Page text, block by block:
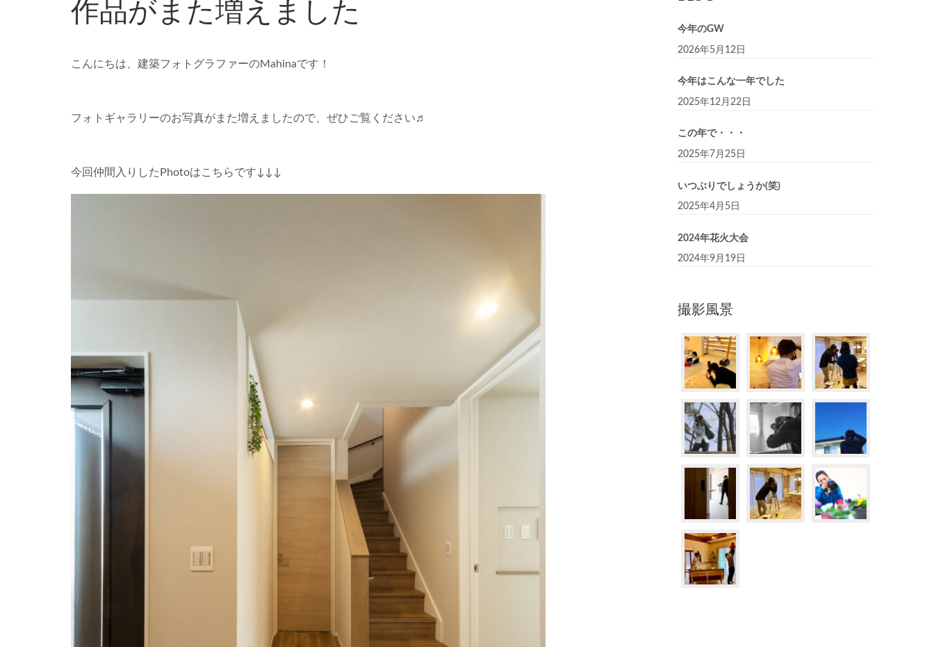
作品がまた増えました
こんにちは、建築フォトグラファーのMahinaです！
フォトギャラリーのお写真がまた増えましたので、ぜひご覧ください♬
今回仲間入りしたPhotoはこちらです↓↓↓
今年のGW
2026年5月12日
今年はこんな一年でした
2025年12月22日
この年で・・・
2025年7月25日
いつぶりでしょうか(笑)
2025年4月5日
2024年花火大会
2024年9月19日
撮影風景